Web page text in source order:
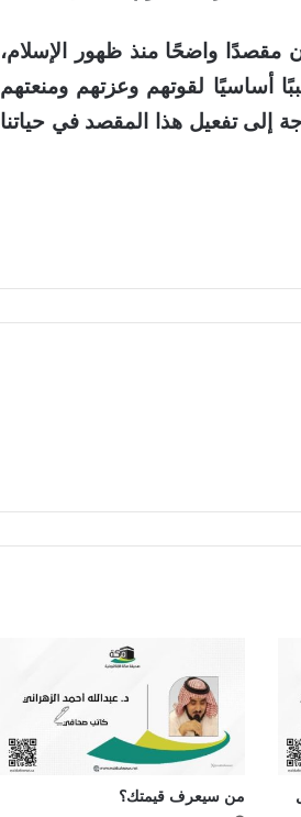
مقصدًا واضحًا منذ ظهور الإسلام،
أساسيًا لقوتهم وعزتهم ومنعتهم
إلى تفعيل هذا المقصد في حياتنا
من سيعرف قيمتك؟